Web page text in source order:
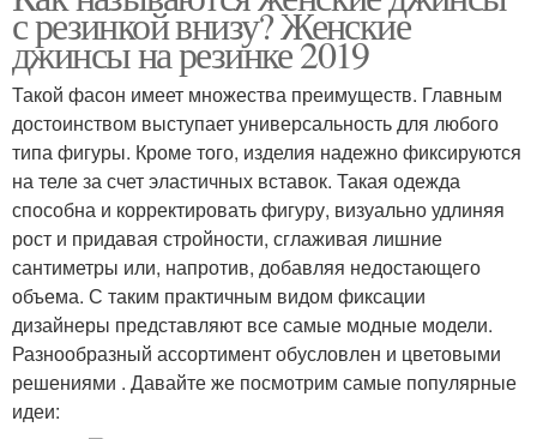
с резинкой внизу? Женские
джинсы на резинке 2019
Такой фасон имеет множества преимуществ. Главным
достоинством выступает универсальность для любого
типа фигуры. Кроме того, изделия надежно фиксируются
на теле за счет эластичных вставок. Такая одежда
способна и корректировать фигуру, визуально удлиняя
рост и придавая стройности, сглаживая лишние
сантиметры или, напротив, добавляя недостающего
объема. С таким практичным видом фиксации
дизайнеры представляют все самые модные модели.
Разнообразный ассортимент обусловлен и цветовыми
решениями . Давайте же посмотрим самые популярные
идеи: